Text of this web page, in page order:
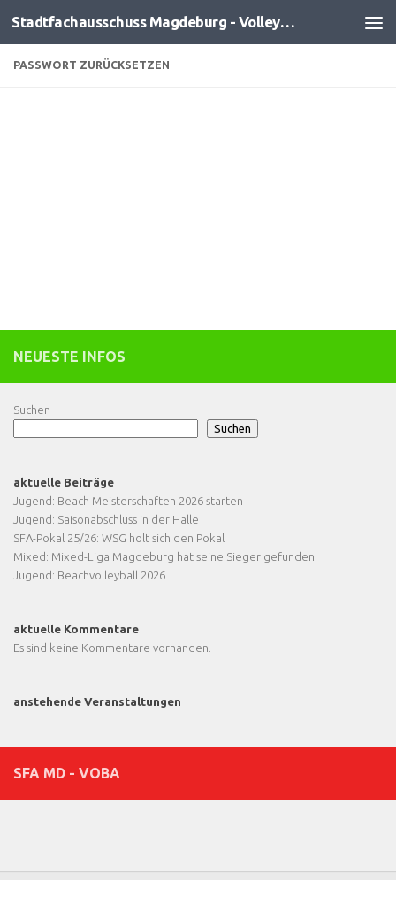
Zum Inhalt springen Stadtfachausschuss Magdeburg - Volleyball
PASSWORT ZURÜCKSETZEN
NEUESTE INFOS
Suchen
Suchen
aktuelle Beiträge
Jugend: Beach Meisterschaften 2026 starten
Jugend: Saisonabschluss in der Halle
SFA-Pokal 25/26: WSG holt sich den Pokal
Mixed: Mixed-Liga Magdeburg hat seine Sieger gefunden
Jugend: Beachvolleyball 2026
aktuelle Kommentare
Es sind keine Kommentare vorhanden.
anstehende Veranstaltungen
SFA MD - VOBA